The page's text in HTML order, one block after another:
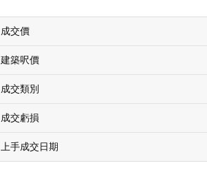
成交價
建築呎價
成交類別
成交虧損
上手成交日期